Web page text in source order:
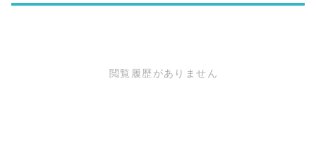
閲覧履歴がありません